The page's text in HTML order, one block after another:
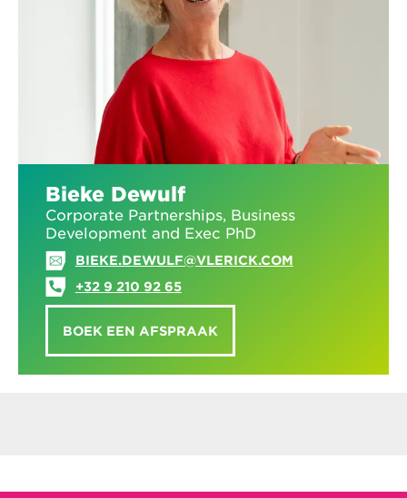
Bieke Dewulf
Corporate Partnerships, Business
Development and Exec PhD
BIEKE.DEWULF@VLERICK.COM
+32 9 210 92 65
BOEK EEN AFSPRAAK